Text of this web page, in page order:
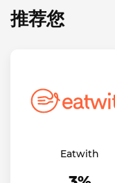
推荐您
Eatwith